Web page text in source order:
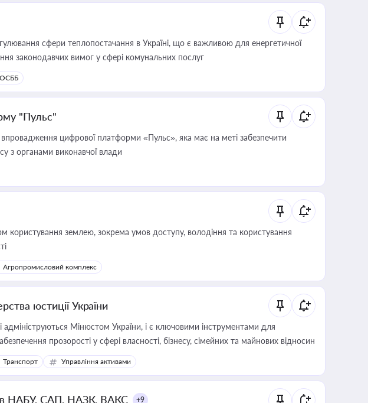
сфери теплопостачання в Україні, що є важливою для енергетичної
законодавчих вимог у сфері комунальних послуг
"Пульс"
цифрової платформи «Пульс», яка має на меті забезпечити
з органами виконавчої влади
користування землею, зокрема умов доступу, володіння та користування
Агропромисловий комплекс
юстиції України
адмініструються Мінюстом України, і є ключовими інструментами для
прозорості у сфері власності, бізнесу, сімейних та майнових відносин
Транспорт Управління активами
НАБУ, САП, НАЗК, ВАКС +9